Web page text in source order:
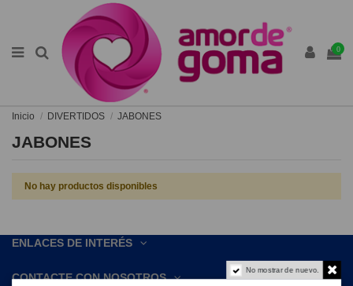
0
Inicio DIVERTIDOS JABONES
JABONES
No hay productos disponibles
ENLACES DE INTERÉS
CONTACTE CON NOSOTROS
No mostrar de nuevo.